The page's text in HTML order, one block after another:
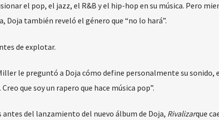
el pop, el jazz, el R&B y el hip-hop en su música. Pero
Doja también reveló el género que “no lo hará”.
de explotar.
le preguntó a Doja cómo define personalmente su sonido,
que soy un rapero que hace música pop”.
del lanzamiento del nuevo álbum de Doja, Rivalizarque